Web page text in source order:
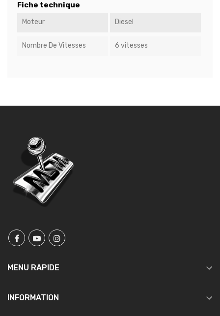
Fiche technique
Moteur Diesel
Nombre De Vitesses 6 vitesses
MENU RAPIDE 
INFORMATION 